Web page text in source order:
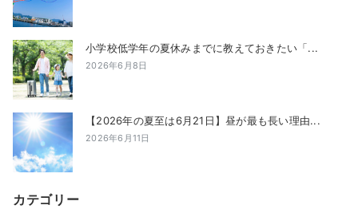
小学校低学年の夏休みまでに教えておきたい「...
2026年6月8日
【2026年の夏至は6月21日】昼が最も長い理由...
2026年6月11日
カテゴリー